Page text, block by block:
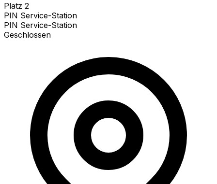
Platz 2
PIN Service-Station
PIN Service-Station
Geschlossen